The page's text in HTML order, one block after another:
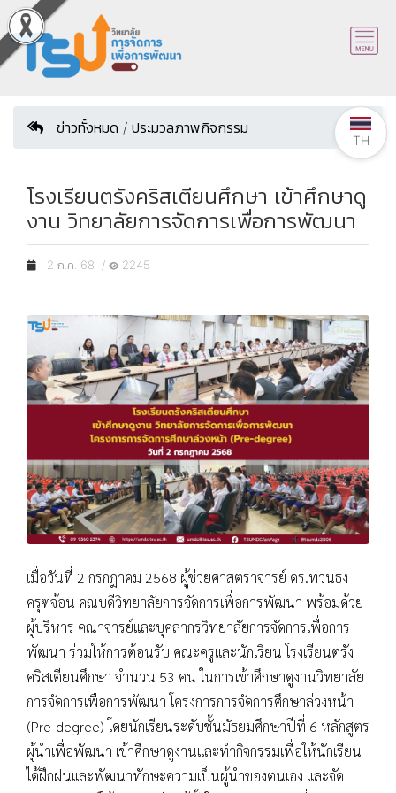
ข่าวทั้งหมด / ประมวลภาพกิจกรรม
โรงเรียนตรังคริสเตียนศึกษา เข้าศึกษาดู
งาน วิทยาลัยการจัดการเพื่อการพัฒนา
2 ก.ค. 68 / 2245
เมื่อวันที่ 2 กรกฎาคม 2568 ผู้ช่วยศาสตราจารย์ ดร.ทวนธง
ครุฑจ้อน คณบดีวิทยาลัยการจัดการเพื่อการพัฒนา พร้อมด้วย
ผู้บริหาร คณาจารย์และบุคลากรวิทยาลัยการจัดการเพื่อการ
พัฒนา ร่วมให้การต้อนรับ คณะครูและนักเรียน โรงเรียนตรัง
คริสเตียนศึกษา จำนวน 53 คน ในการเข้าศึกษาดูงานวิทยาลัย
การจัดการเพื่อการพัฒนา โครงการการจัดการศึกษาล่วงหน้า
(Pre-degree) โดยนักเรียนระดับชั้นมัธยมศึกษาปีที่ 6 หลักสูตร
ผู้นำเพื่อพัฒนา เข้าศึกษาดูงานและทำกิจกรรมเพื่อให้นักเรียน
ได้ฝึกฝนและพัฒนาทักษะความเป็นผู้นำของตนเอง และจัด
TH